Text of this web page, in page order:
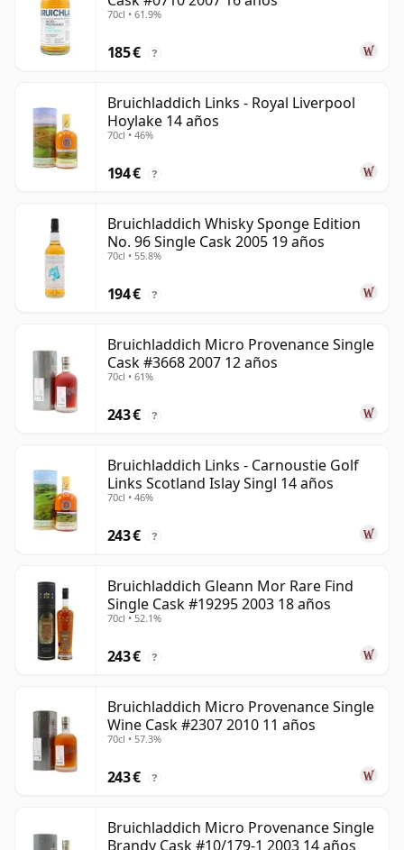
70cl • 61.9%
185 € ?
Bruichladdich Links - Royal Liverpool
Hoylake 14 años
70cl • 46%
194 € ?
Bruichladdich Whisky Sponge Edition
No. 96 Single Cask 2005 19 años
70cl • 55.8%
194 € ?
Bruichladdich Micro Provenance Single
Cask #3668 2007 12 años
70cl • 61%
243 € ?
Bruichladdich Links - Carnoustie Golf
Links Scotland Islay Singl 14 años
70cl • 46%
243 € ?
Bruichladdich Gleann Mor Rare Find
Single Cask #19295 2003 18 años
70cl • 52.1%
243 € ?
Bruichladdich Micro Provenance Single
Wine Cask #2307 2010 11 años
70cl • 57.3%
243 € ?
Bruichladdich Micro Provenance Single
Brandy Cask #10/179-1 2003 14 años